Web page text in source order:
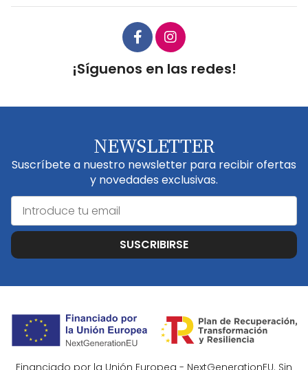
¡Síguenos en las redes!
NEWSLETTER
Suscríbete a nuestro newsletter para recibir ofertas
y novedades exclusivas.
SUSCRIBIRSE
Financiado por la Unión Europea - NextGenerationEU. Sin